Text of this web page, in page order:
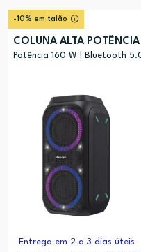
-10% em talão
COLUNA ALTA POTÊNCIA
Potência 160 W | Bluetooth
Entrega em 2 a 3 dias úteis